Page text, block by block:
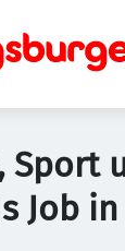
Sport
Job